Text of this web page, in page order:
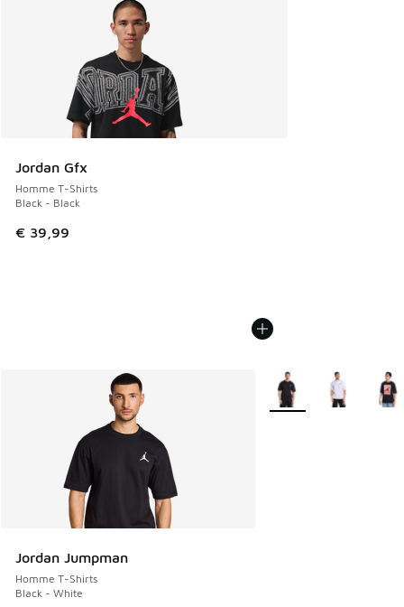
Jordan Gfx
Homme T-Shirts
Black - Black
€ 39,99
Jordan Jumpman
Homme T-Shirts
Black - White
Plus de couleurs